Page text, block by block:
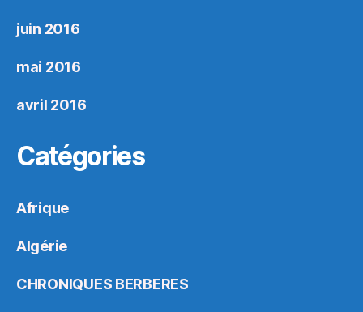
juin 2016
mai 2016
avril 2016
Catégories
Afrique
Algérie
CHRONIQUES BERBERES